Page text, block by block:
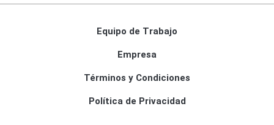
Equipo de Trabajo
Empresa
Términos y Condiciones
Política de Privacidad